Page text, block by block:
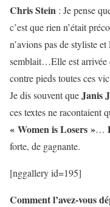
Chris Stein : Je pense
c’est que rien n’était
n’avions pas de styliste et
semblait…Elle est arrivée
contre pieds toutes ces
Je dis souvent queJanis
ces textes ne racontaient
« Women is Losers »…
forte, de gagnante.
[nggallery id=195]
Comment l’avez-vous